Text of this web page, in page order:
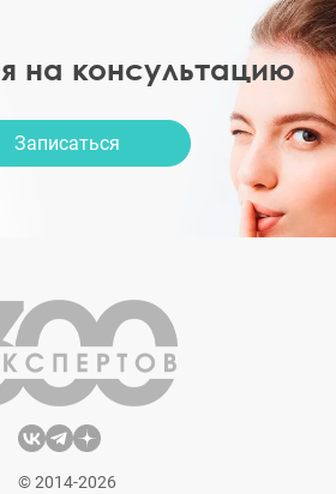
на консультацию
Записаться
© 2014-2026